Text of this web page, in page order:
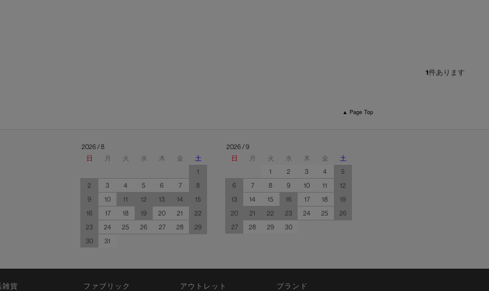
1件あります
▲ Page Top
2026 / 8
日
月 火 水 木 金
土
1
2
3 4 5 6 7
8
9
10 11 12 13 14
15
16
17 18 19 20 21
22
23
24 25 26 27 28
29
30
31
2026 / 9
日
月 火 水 木 金
土
1
2 3 4
5
6
7 8 9 10 11
12
13
14 15 16 17 18
19
20
21 22 23 24 25
26
27
28 29 30
雑貨 ファブリック アウトレット ブランド